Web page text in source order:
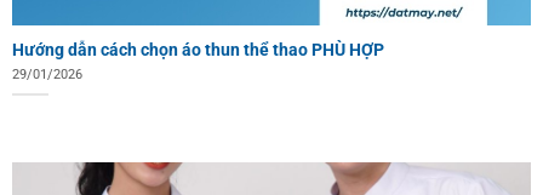
Hướng dẫn cách chọn áo thun thể thao PHÙ HỢP
29/01/2026